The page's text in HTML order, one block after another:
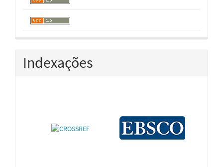
Indexações